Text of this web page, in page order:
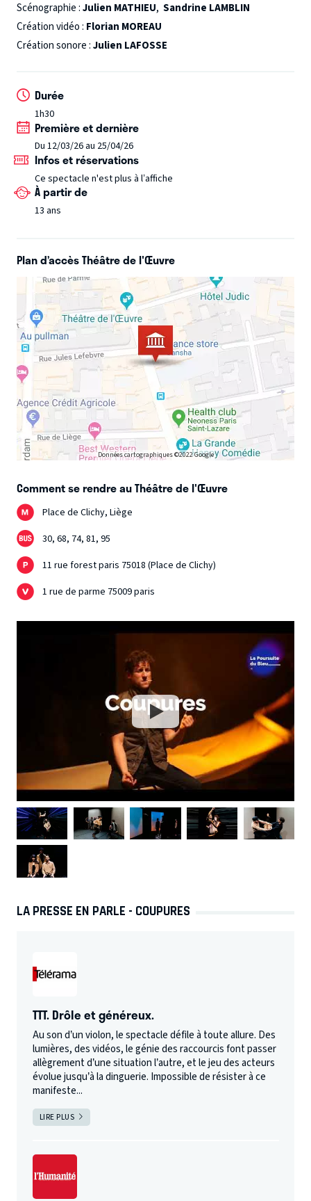
Scénographie :Julien MATHIEU, Sandrine LAMBLIN
Création vidéo : Florian MOREAU
Création sonore :Julien LAFOSSE
Durée
1h30
Première et dernière
Du 12/03/26 au 25/04/26
Infos et réservations
Ce spectacle n'est plus à l’affiche
À partir de
13 ans
Plan d’accès Théâtre de l'Œuvre
Données cartographiques ©2022 Google
Comment se rendre au Théâtre de l'Œuvre
Place de Clichy, Liège
30, 68, 74, 81, 95
11 rue forest paris 75018 (Place de Clichy)
1 rue de parme 75009 paris
LA PRESSE EN PARLE - COUPURES
TTT. Drôle et généreux.
Au son d’un violon, le spectacle défile à toute allure. Des
lumières, des vidéos, le génie des raccourcis font passer
allègrement d’une situation l’autre, et le jeu des acteurs
évolue jusqu’à la dinguerie. Impossible de résister à ce
manifeste...
LIRE PLUS